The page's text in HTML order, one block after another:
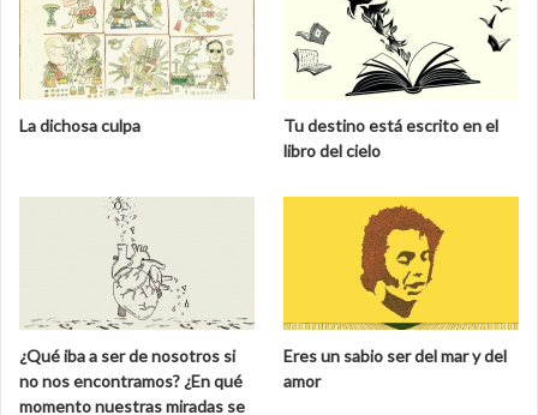
La dichosa culpa
Tu destino está escrito en el
libro del cielo
¿Qué iba a ser de nosotros si
no nos encontramos? ¿En qué
momento nuestras miradas se
Eres un sabio ser del mar y del
amor